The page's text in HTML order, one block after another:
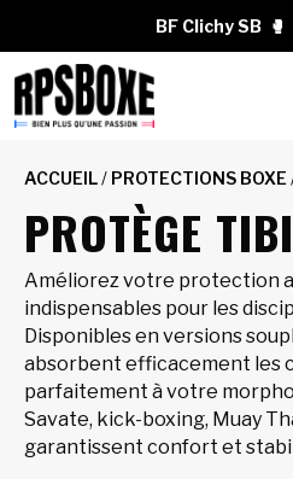
BF Clichy SB 🥊
ACCUEIL/ PROTECTIONS BOXE
PROTÈGE
Améliorez votre protection
indispensables pour les
Disponibles en versions
absorbent efficacement les
parfaitement à votre
Savate, kick-boxing, Muay
garantissent confort et